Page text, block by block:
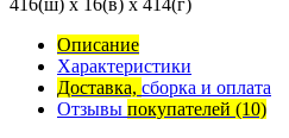
416(ш) x 16(в) x 414(г)
Описание
Характеристики
Доставка, сборка и оплата
Отзывы покупателей (10)